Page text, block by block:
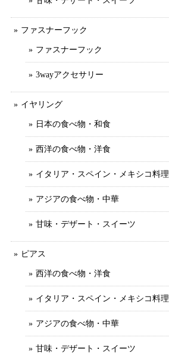
ファスナーフック
ファスナーフック
3wayアクセサリー
イヤリング
日本の食べ物・和食
西洋の食べ物・洋食
イタリア・スペイン・メキシコ料理
アジアの食べ物・中華
甘味・デザート・スイーツ
ピアス
西洋の食べ物・洋食
イタリア・スペイン・メキシコ料理
アジアの食べ物・中華
甘味・デザート・スイーツ